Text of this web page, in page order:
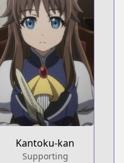
Kantoku-kan
Supporting